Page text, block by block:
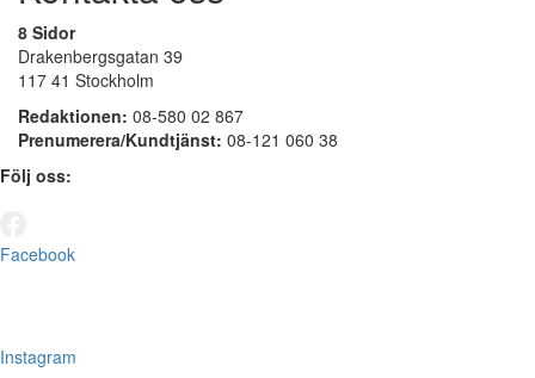
8 Sidor
Drakenbergsgatan 39
117 41 Stockholm
Redaktionen: 08-580 02 867
Prenumerera/Kundtjänst: 08-121 060 38
Följ oss:
Facebook
Instagram